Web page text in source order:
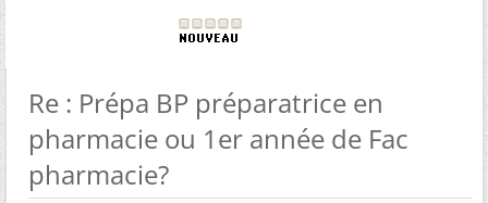
Re : Prépa BP préparatrice en
pharmacie ou 1er année de Fac
pharmacie?